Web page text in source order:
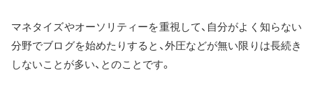
マネタイズやオーソリティーを重視して、自分がよく知らない
分野でブログを始めたりすると、外圧などが無い限りは長続き
しないことが多い、とのことです。